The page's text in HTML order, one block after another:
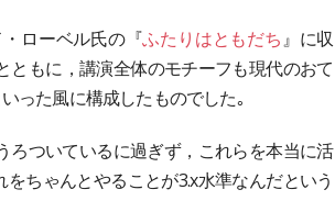
ローベル氏の『ふたりはともだち』に収
もに，講演全体のモチーフも現代のおて
った風に構成したものでした｡
ついているに過ぎず，これらを本当に活
ちゃんとやることが3.x水準なんだという